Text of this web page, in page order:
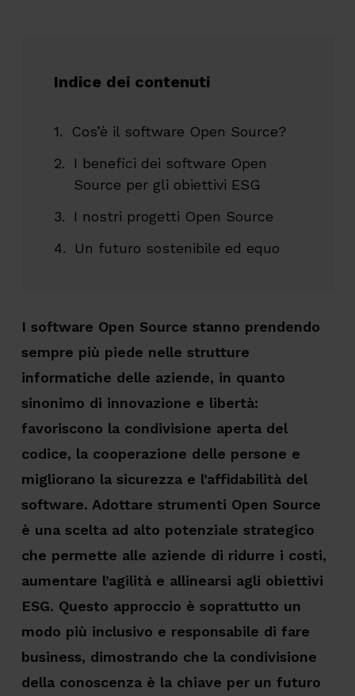
Indice dei contenuti
Cos’è il software Open Source?
I benefici dei software Open
Source per gli obiettivi ESG
I nostri progetti Open Source
Un futuro sostenibile ed equo
I software Open Source stanno prendendo
sempre più piede nelle strutture
informatiche delle aziende, in quanto
sinonimo di innovazione e libertà:
favoriscono la condivisione aperta del
codice, la cooperazione delle persone e
migliorano la sicurezza e l’affidabilità del
software. Adottare strumenti Open Source
è una scelta ad alto potenziale strategico
che permette alle aziende di ridurre i costi,
aumentare l’agilità e allinearsi agli obiettivi
ESG. Questo approccio è soprattutto un
modo più inclusivo e responsabile di fare
business, dimostrando che la condivisione
della conoscenza è la chiave per un futuro